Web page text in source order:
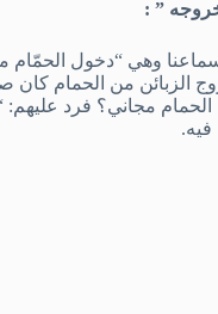
” :
وهي “دخول
الزبائن من الحمام كان
الحمام مجاني؟ فرد